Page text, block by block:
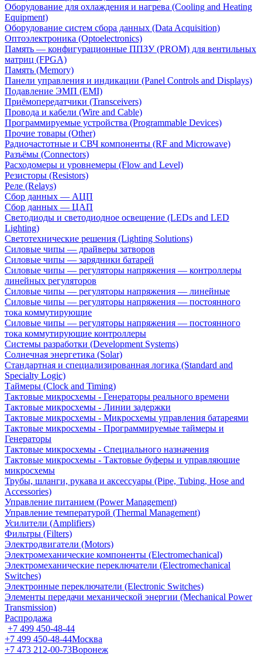
Оборудование для охлаждения и нагрева (Cooling and Heating
Equipment)
Оборудование систем сбора данных (Data Acquisition)
Оптоэлектроника (Optoelectronics)
Память — конфигурационные ППЗУ (PROM) для вентильных
матриц (FPGA)
Память (Memory)
Панели управления и индикации (Panel Controls and Displays)
Подавление ЭМП (EMI)
Приёмопередатчики (Transceivers)
Провода и кабели (Wire and Cable)
Программируемые устройства (Programmable Devices)
Прочие товары (Other)
Радиочастотные и СВЧ компоненты (RF and Microwave)
Разъёмы (Connectors)
Расходомеры и уровнемеры (Flow and Level)
Резисторы (Resistors)
Реле (Relays)
Сбор данных — АЦП
Сбор данных — ЦАП
Светодиоды и светодиодное освещение (LEDs and LED
Lighting)
Светотехнические решения (Lighting Solutions)
Силовые чипы — драйверы затворов
Силовые чипы — зарядники батарей
Силовые чипы — регуляторы напряжения — контроллеры
линейных регуляторов
Силовые чипы — регуляторы напряжения — линейные
Силовые чипы — регуляторы напряжения — постоянного
тока коммутирующие
Силовые чипы — регуляторы напряжения — постоянного
тока коммутирующие контроллеры
Системы разработки (Development Systems)
Солнечная энергетика (Solar)
Стандартная и специализированная логика (Standard and
Specialty Logic)
Таймеры (Clock and Timing)
Тактовые микросхемы - Генераторы реального времени
Тактовые микросхемы - Линии задержки
Тактовые микросхемы - Микросхемы управления батареями
Тактовые микросхемы - Программируемые таймеры и
Генераторы
Тактовые микросхемы - Специального назначения
Тактовые микросхемы - Тактовые буферы и управляющие
микросхемы
Трубы, шланги, рукава и аксессуары (Pipe, Tubing, Hose and
Accessories)
Управление питанием (Power Management)
Управление температурой (Thermal Management)
Усилители (Amplifiers)
Фильтры (Filters)
Электродвигатели (Motors)
Электромеханические компоненты (Electromechanical)
Электромеханические переключатели (Electromechanical
Switches)
Электронные переключатели (Electronic Switches)
Элементы передачи механической энергии (Mechanical Power
Transmission)
Распродажа
+7 499 450-48-44
+7 499 450-48-44Москва
+7 473 212-00-73Воронеж